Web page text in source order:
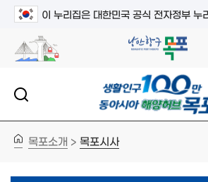
이 누리집은 대한민국 공식 전자정부 누
목포소개 > 목포시사